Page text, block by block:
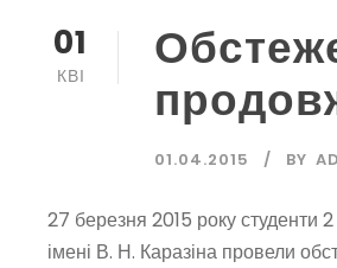
01
КВІ
01.04.2015 BY
27 березня 2015 року студенти 2
імені В. Н. Каразіна провели